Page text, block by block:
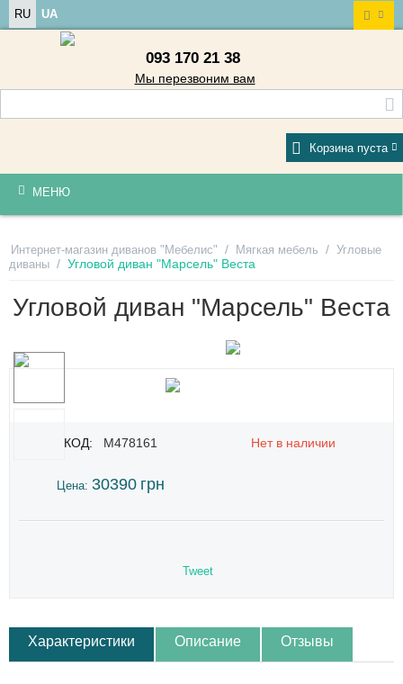
RU UA
093 170 21 38
Мы перезвоним вам
Корзина пуста
МЕНЮ
Интернет-магазин диванов "Мебелис" / Мягкая мебель / Угловые
диваны / Угловой диван "Марсель" Веста
Угловой диван "Марсель" Веста
КОД: M478161 Нет в наличии
Цена: 30390 грн
Tweet
Характеристики Описание Отзывы